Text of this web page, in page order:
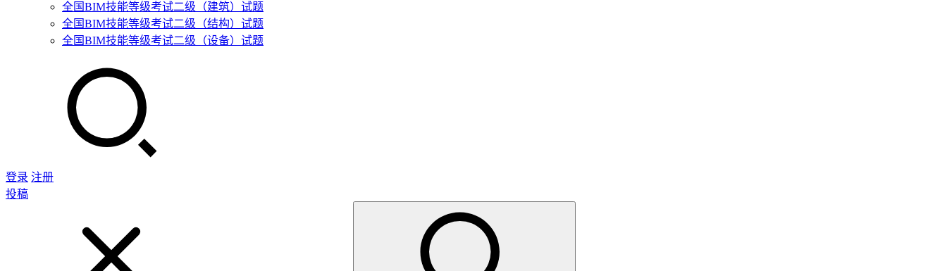
全国BIM技能等级考试二级（建筑）试题
全国BIM技能等级考试二级（结构）试题
全国BIM技能等级考试二级（设备）试题
登录 注册
投稿